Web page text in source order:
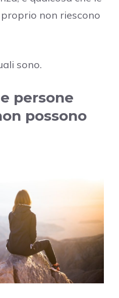
non riescono
sono.
persone
possono